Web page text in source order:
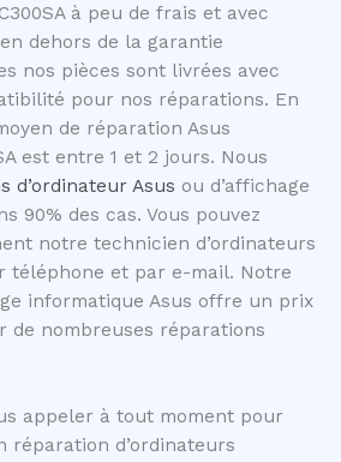
à peu de frais et avec
dehors de la garantie
nos pièces sont livrées avec
pour nos réparations. En
de réparation Asus
est entre 1 et 2 jours. Nous
d’ordinateur Asus ou d’affichage
90% des cas. Vous pouvez
notre technicien d’ordinateurs
téléphone et par e-mail. Notre
informatique Asus offre un prix
de nombreuses réparations
appeler à tout moment pour
réparation d’ordinateurs